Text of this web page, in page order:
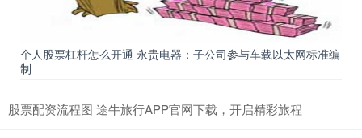
个人股票杠杆怎么开通 永贵电器：子公司参与车载以太网标准编
制
股票配资流程图 途牛旅行APP官网下载，开启精彩旅程